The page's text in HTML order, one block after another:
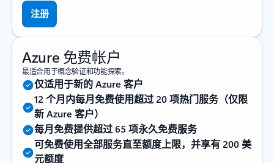
注册
Azure 免费帐户
最适合用于概念验证和功能探索。
仅适用于新的 Azure 客户
12 个月内每月免费使用超过 20 项热门服务（仅限
新 Azure 客户）
每月免费提供超过 65 项永久免费服务
可免费使用全部服务直至额度上限，并享有 200 美
元额度